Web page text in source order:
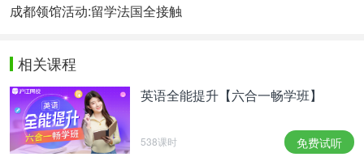
业课两部分，还要进行3-4个月的实习，目的是培养
新服务为主，比如互联网、电子商务等。Licence
professionnelle，学生毕业一般可以在非常专业的部
门开始工作，也可以继续学习深造，比如工程师学院
等。
成都领馆活动:留学法国全接触
相关课程
英语全能提升【六合一畅学班】
538课时 免费试听